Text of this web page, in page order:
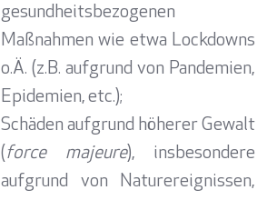
gesundheitsbezogenen
Maßnahmen wie etwa Lockdowns
o.Ä. (z.B. aufgrund von Pandemien,
Epidemien, etc.);
Schäden aufgrund höherer Gewalt
( force majeure), insbesondere
aufgrund von Naturereignissen,